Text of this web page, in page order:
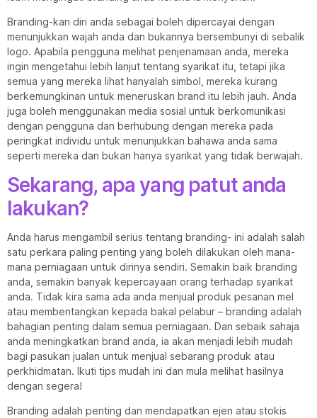
Branding-kan diri anda sebagai boleh dipercayai dengan
menunjukkan wajah anda dan bukannya bersembunyi di sebalik
logo. Apabila pengguna melihat penjenamaan anda, mereka
ingin mengetahui lebih lanjut tentang syarikat itu, tetapi jika
semua yang mereka lihat hanyalah simbol, mereka kurang
berkemungkinan untuk meneruskan brand itu lebih jauh. Anda
juga boleh menggunakan media sosial untuk berkomunikasi
dengan pengguna dan berhubung dengan mereka pada
peringkat individu untuk menunjukkan bahawa anda sama
seperti mereka dan bukan hanya syarikat yang tidak berwajah.
Sekarang, apa yang patut anda
lakukan?
Anda harus mengambil serius tentang branding- ini adalah salah
satu perkara paling penting yang boleh dilakukan oleh mana-
mana perniagaan untuk dirinya sendiri. Semakin baik branding
anda, semakin banyak kepercayaan orang terhadap syarikat
anda. Tidak kira sama ada anda menjual produk pesanan mel
atau membentangkan kepada bakal pelabur – branding adalah
bahagian penting dalam semua perniagaan. Dan sebaik sahaja
anda meningkatkan brand anda, ia akan menjadi lebih mudah
bagi pasukan jualan untuk menjual sebarang produk atau
perkhidmatan. Ikuti tips mudah ini dan mula melihat hasilnya
dengan segera!
Branding adalah penting dan mendapatkan ejen atau stokis